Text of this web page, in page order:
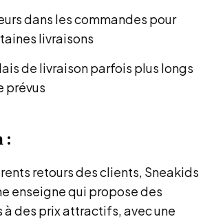
dans les commandes pour
livraisons
de livraison parfois plus longs
prévus
:
retours des clients, Sneakids
enseigne qui propose des
à des prix attractifs, avec une